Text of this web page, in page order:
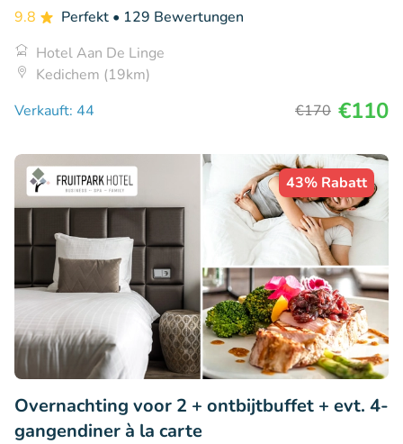
9.8 Perfekt • 129 Bewertungen
Hotel Aan De Linge
Kedichem (19km)
Verkauft: 44
€170 €110
43% Rabatt
Overnachting voor 2 + ontbijtbuffet + evt. 4-
gangendiner à la carte